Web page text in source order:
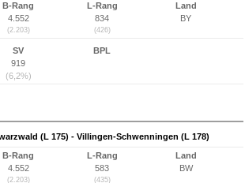
B-Rang
4.552
(2.203)
L-Rang
834
(426)
Land
BY
SV
919
(6,2%)
BPL
(L 175) - Villingen-Schwenningen (L 178)
B-Rang
4.552
(2.203)
L-Rang
583
(435)
Land
BW